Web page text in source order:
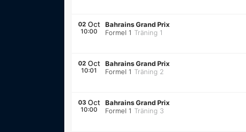
02 Oct
10:00
Bahrains Grand Prix
Formel 1 Träning 1
02 Oct
10:01
Bahrains Grand Prix
Formel 1 Träning 2
03 Oct
10:00
Bahrains Grand Prix
Formel 1 Träning 3